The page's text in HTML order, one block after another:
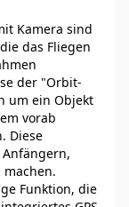
Kamera sind
das Fliegen
der "Orbit-
um ein Objekt
vorab
Diese
Funktion, die